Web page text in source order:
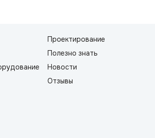
Проектирование
Полезно знать
Новости
Отзывы